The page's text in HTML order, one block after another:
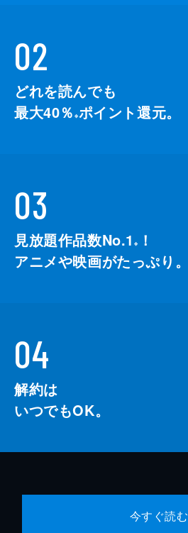
02
どれを読んでも
最大40％ ※ポイント還元。
03
見放題作品数No.1 ※
！
アニメや映画がたっぷり。
04
解約は
いつでもOK。
今すぐ読む